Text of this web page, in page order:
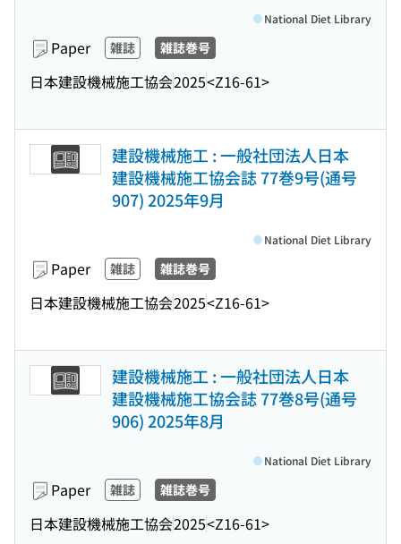
Paper 雑誌 雑誌巻号
日本建設機械施工協会2025<Z16-61>
National Diet Library
建設機械施工 : 一般社団法人日本
建設機械施工協会誌 77巻9号(通号
907) 2025年9月
Paper 雑誌 雑誌巻号
日本建設機械施工協会2025<Z16-61>
National Diet Library
建設機械施工 : 一般社団法人日本
建設機械施工協会誌 77巻8号(通号
906) 2025年8月
Paper 雑誌 雑誌巻号
日本建設機械施工協会2025<Z16-61>
National Diet Library